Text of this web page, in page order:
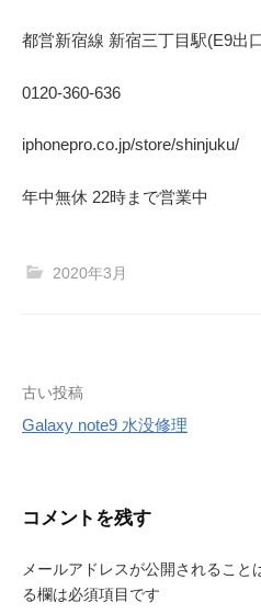
都営新宿線 新宿三丁目駅(E9出
0120-360-636
iphonepro.co.jp/store/shinjuku/
年中無休 22時まで営業中
2020年3月
投
稿
ビ
ゲ
ー
古い投稿
Galaxy note9 水没修理
コメントを残す
メールアドレスが公開されること
る欄は必須項目です